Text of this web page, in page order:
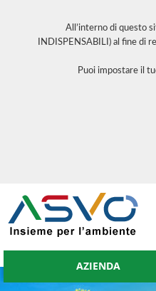
All’interno di questo
INDISPENSABILI) al fine di
Puoi impostare il
AZIENDA